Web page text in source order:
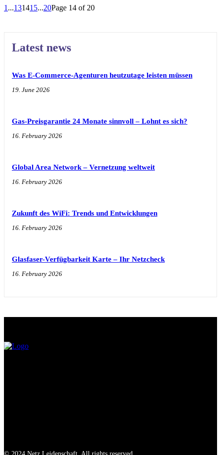
1 ...131415...20Page 14 of 20
Latest news
Was E-Commerce-Agenturen heutzutage leisten müssen
19. June 2026
Gas-Preisgarantie 24 Monate sinnvoll – Lohnt es sich?
16. February 2026
Global Area Network – Vernetzung weltweit
16. February 2026
Zukunft des WiFi: Trends und Entwicklungen
16. February 2026
Glasfaser-Verfügbarkeit Karte – Ihr Netzcheck
16. February 2026